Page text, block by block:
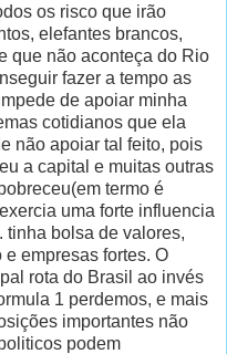
os risco que irão
elefantes brancos,
que não aconteça do Rio
fazer a tempo as
de apoiar minha
cotidianos que ela
não apoiar tal feito, pois
a capital e muitas outras
termo é
uma forte influencia
tinha bolsa de valores,
empresas fortes. O
rota do Brasil ao invés
1 perdemos, e mais
importantes não
podem